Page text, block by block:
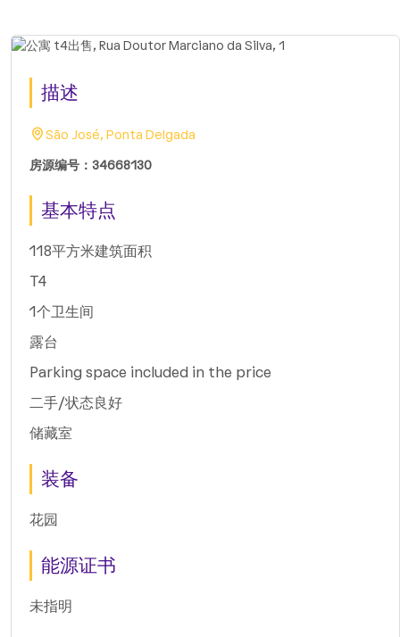
描述
São José, Ponta Delgada
房源编号：34668130
基本特点
118平方米建筑面积
T4
1个卫生间
露台
Parking space included in the price
二手/状态良好
储藏室
装备
花园
能源证书
未指明